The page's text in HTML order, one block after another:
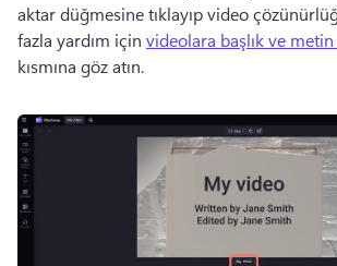
aktar düğmesine tıklayıp video
fazla yardım için videolara başlık ve
kısmına göz atın.